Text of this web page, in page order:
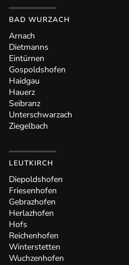
BAD WURZACH
Arnach
Dietmanns
Eintürnen
Gospoldshofen
Haidgau
Hauerz
Seibranz
Unterschwarzach
Ziegelbach
LEUTKIRCH
Diepoldshofen
Friesenhofen
Gebrazhofen
Herlazhofen
Hofs
Reichenhofen
Winterstetten
Wuchzenhofen